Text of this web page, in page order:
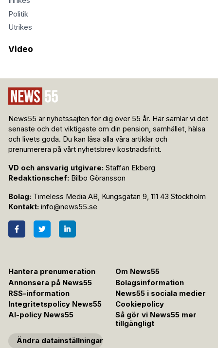
Politik
Utrikes
Video
News55 är nyhetssajten för dig över 55 år. Här samlar vi det
senaste och det viktigaste om din pension, samhället, hälsa
och livets goda. Du kan läsa alla våra artiklar och
prenumerera på vårt nyhetsbrev kostnadsfritt.
VD och ansvarig utgivare: Staffan Ekberg
Redaktionschef: Bilbo Göransson
Bolag: Timeless Media AB, Kungsgatan 9, 111 43 Stockholm
Kontakt: info@news55.se
Hantera prenumeration
Om News55
Annonsera på News55
Bolagsinformation
RSS-information
News55 i sociala medier
Integritetspolicy News55
Cookiepolicy
AI-policy News55
Så gör vi News55 mer
tillgängligt
Ändra datainställningar